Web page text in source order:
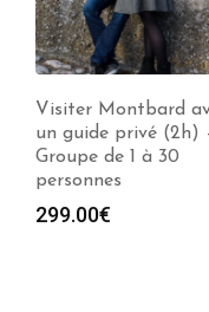
Visiter Avallon avec
un guide privé (2h)
Groupe de 1 à 30
personnes
299.00€